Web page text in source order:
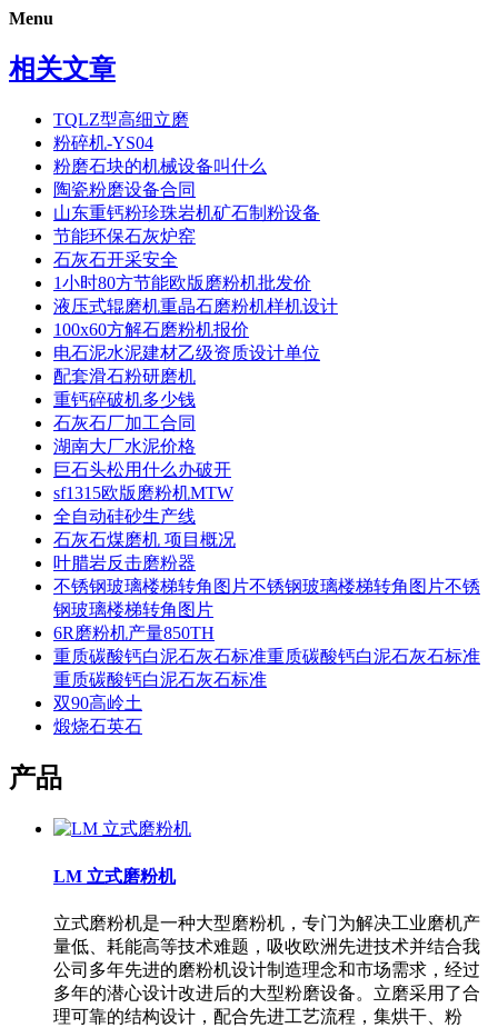
Menu
相关文章
TQLZ型高细立磨
粉碎机-YS04
粉磨石块的机械设备叫什么
陶瓷粉磨设备合同
山东重钙粉珍珠岩机矿石制粉设备
节能环保石灰炉窑
石灰石开采安全
1小时80方节能欧版磨粉机批发价
液压式辊磨机重晶石磨粉机样机设计
100x60方解石磨粉机报价
电石泥水泥建材乙级资质设计单位
配套滑石粉研磨机
重钙碎破机多少钱
石灰石厂加工合同
湖南大厂水泥价格
巨石头松用什么办破开
sf1315欧版磨粉机MTW
全自动硅砂生产线
石灰石煤磨机 项目概况
叶腊岩反击磨粉器
不锈钢玻璃楼梯转角图片不锈钢玻璃楼梯转角图片不锈
钢玻璃楼梯转角图片
6R磨粉机产量850TH
重质碳酸钙白泥石灰石标准重质碳酸钙白泥石灰石标准
重质碳酸钙白泥石灰石标准
双90高岭土
煅烧石英石
产品
LM 立式磨粉机
立式磨粉机是一种大型磨粉机，专门为解决工业磨机产
量低、耗能高等技术难题，吸收欧洲先进技术并结合我
公司多年先进的磨粉机设计制造理念和市场需求，经过
多年的潜心设计改进后的大型粉磨设备。立磨采用了合
理可靠的结构设计，配合先进工艺流程，集烘干、粉